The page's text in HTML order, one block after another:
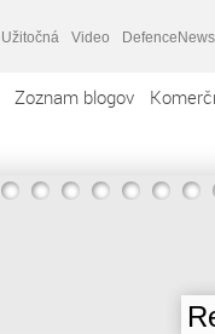
Užitočná Video DefenceNews
Zoznam blogov